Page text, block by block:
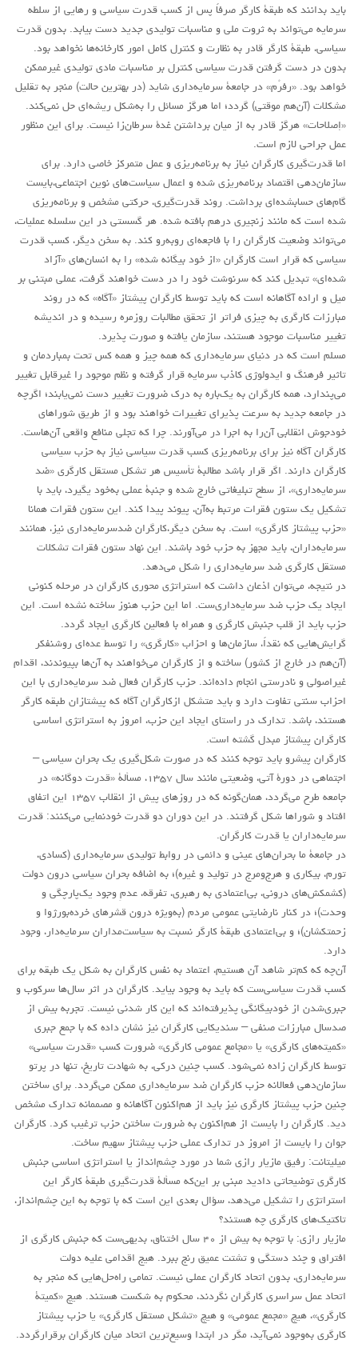
باید بدانند که طبقۀ کارگر صرفاً پس از کسب قدرت سياسی و رهايی از سلطه
سرمایه می‌تواند به ثروت ملی و مناسبات توليدی جدید دست بیابد. بدون قدرت
سیاسی، طبقۀ کارگر قادر به نظارت و کنترل کامل امور کارخانه‌ها نخواهد بود.
بدون در دست گرفتن قدرت سیاسی کنترل بر مناسبات مادی توليدی غيرممکن
خواهد بود. «رفرُم» در جامعۀ سرمایه‌داری شاید (در بهترین حالت) منجر به تقلیل
مشکلات (آن‌هم موقتی) گردد؛ اما هرگز مسائل را به‌شکل ریشه‌ای حل نمی‌کند.
«إصلاحات» هرگز قادر به از میان برداشتن غدۀ سرطان‌زا نیست. برای این منظور
عمل جراحی لازم است.
اما قدرت‌گیری کارگران نياز به برنامه‌ريزی و عمل متمرکز خاصی دارد. برای
سازمان‌دهی اقتصاد برنامه‌ريزی شده و اعمال سیاست‌های نوین اجتماعی،بایست
گام‌های حساب‎شده‌ای برداشت. روند قدرت‌گیری، حرکتی مشخص و برنامه‌ريزی
شده است که مانند زنجيری درهم بافته شده. هر گسستی در اين سلسله عمليات،
می‌تواند وضعیت کارگران را با فاجعه‌ای روبه‌رو کند. به سخن ديگر، کسب قدرت
سیاسی که قرار است کارگران «از خود بيگانه شده» را به انسان‌های «آزاد
شده‌ای» تبدیل کند که سرنوشت خود را در دست خواهند گرفت، عملی مبتنی بر
میل و اراده آگاهانه است که بايد توسط کارگران پیشتاز «آگاه» که در روند
مبارزات کارگری به چیزی فراتر از تحقق مطالبات روزمره رسیده و در اندیشه
تغییر مناسبات موجود هستند، سازمان يافته و صورت پذيرد.
مسلم است که در دنیای سرمایه‌داری که همه چیز و همه کس تحت بمباردمان و
تاثیر فرهنگ و ایدولوژی کاذب سرمایه قرار گرفته و نظم موجود را غیرقابل تغییر
می‌پندارد، همه کارگران به یک‌باره به درک ضرورت تغییر دست نمی‌یابند؛ اگرچه
در جامعه جدید به سرعت پذیرای تغییرات خواهند بود و از طریق شوراهای
خودجوش انقلابی آن‌را به اجرا در می‌آورند. چرا که تجلی منافع واقعی آن‌هاست.
کارگران آگاه نیز برای برنامه‌ریزی کسب قدرت سیاسی نیاز به حزب سیاسی
کارگران دارند. اگر قرار باشد مطالبۀ تأسيس هر تشکل مستقل کارگری «ضد
سرمايه‌داری»، از سطح تبليغاتی خارج شده و جنبۀ عملی به‌خود یگيرد، بايد با
تشکيل يک ستون فقرات مرتبط به‌آن، پيوند پیدا کند. اين ستون فقرات همانا
«حزب پیشتاز کارگری» است. به سخن ديگر،کارگران ضدسرمايه‌داری نيز، همانند
سرمايه‌داران، بايد مجهز به حزب خود باشند. اين نهاد ستون فقرات تشکلات
مستقل کارگری ضد سرمايه‌داری را شکل می‌دهد.
در نتیجه، می‌توان اذعان داشت که استراتژی محوری کارگران در مرحله کنونی
ایجاد یک حزب ضد سرمایه‌داری‌ست. اما این حزب هنوز ساخته نشده است. این
حزب باید از قلب جنبش کارگری و همراه با فعالین کارگری ایجاد گردد.
گرایش‌هایی که نقداً، سازمان‌ها و احزاب «کارگری» را توسط عده‌ای روشنفکر
(آن‌هم در خارج از کشور) ساخته و از کارگران می‌خواهند به آن‌ها بپیوندند، اقدام
غیراصولی و نادرستی انجام داده‌اند. حزب کارگران فعال ضد سرمایه‌داری با این
احزاب سنتی تفاوت دارد و باید متشکل از‌کارگران آگاه که پیشتازان طبقه کارگر
هستند، باشد. تدارک در راستای ایجاد این حزب، امروز به استراتژی اساسی
کارگران پیشتاز مبدل گشته است.
کارگران پیشرو باید توجه کنند که در صورت شکل‌گیری یک بحران سیاسی –
اجتماهی در دورۀ آتی، وضعیتی مانند سال ۱۳۵۷، مسألۀ «قدرت دوگانه» در
جامعه طرح می‌گردد، همان‌گونه که در روزهای پیش از انقلاب ۱۳۵۷ این اتفاق
افتاد و شوراها شکل گرفتند. در این دوران دو قدرت خودنمایی می‌کنند: قدرت
سرمایه‌داران يا قدرت کارگران.
در جامعۀ ما بحران‌های عينی و دائمی در روابط توليدی سرمايه‌داری (کسادی،
تورم، بيکاری و هرج‌ومرج در توليد و غيره)؛ به اضافه بحران سياسی درون دولت
(کشمکش‌های درونی، بی‌اعتمادی به رهبری، تفرقه، عدمِ وجود يک‌پارچگی و
وحدت)؛ در کنار نارضايتی عمومی مردم (به‌ويژه درون قشرهای خرده‌بورژوا و
زحمتکشان)؛ و بی‌اعتمادی طبقۀ کارگر نسبت به سياست‌مداران سرمایه‌دار، وجود
دارد.
آن‌چه که کم‌تر شاهد آن هستیم، اعتماد به نفس کارگران به شکل یک طبقه برای
کسب قدرت سیاسی‌ست که باید به وجود بیاید. کارگران در اثر سال‌ها سرکوب و
جبری‌شدن از خودبیگانگی پذیرفته‌اند که این کار شدنی نیست. تجربه بیش از
صدسال مبارزات صنفی – سندیکایی کارگران نیز نشان داده که با جمع جبری
«کمیته‌های کارگری» یا «مجامع عمومی کارگری» ضرورت کسب «قدرت سیاسی»
توسط کارگران زاده نمی‌شود. کسب چنین درکی، به شهادت تاریخ، تنها در پرتو
سازمان‌دهی فعالانه حزب کارگران ضد سرمایه‌داری ممکن می‌گردد. برای ساختن
چنین حزب پیشتاز کارگری نیز باید از هم‌اکنون آگاهانه و مصممانه تدارک مشخص
دید. کارگران را بایست از هم‌اکنون به ضرورت ساختن حزب ترغیب کرد. کارگران
جوان را بایست از امروز در تدارک عملی حزب پیشتاز سهیم ساخت.
میلیتانت: رفیق مازیار رازی شما در مورد چشم‌انداز یا استراتژی اساسی جنبش
کارگری توضیحاتی دادید مبنی بر این‌که مسألۀ قدرت‌گیری طبقۀ کارگر این
استراتژی را تشکیل می‌دهد، سؤال بعدی این است که با توجه به این چشم‌انداز،
تاکتیک‌های کارگری چه هستند؟
مازیار رازی: با توجه به بیش از ۴۰ سال اختناق، بدیهی‌ست که جنبش کارگری از
افتراق و چند دستگی و تشتت عمیق رنج ببرد. هیج اقدامی علیه دولت
سرمایه‌داری، بدون اتحاد کارگران عملی نیست. تمامی راه‌حل‌هایی که منجر به
اتحاد عمل سراسری کارگران نگردند، محکوم به شکست هستند. هیچ «کمیتۀ
کارگری»، هیچ «مجمع عمومی» و هیچ «تشکل مستقل کارگری» یا حزب پیشتاز
کارگری به‌وجود نمی‌آید، مگر در ابتدا وسیع‌ترین اتحاد میان کارگران برقرارگردد.